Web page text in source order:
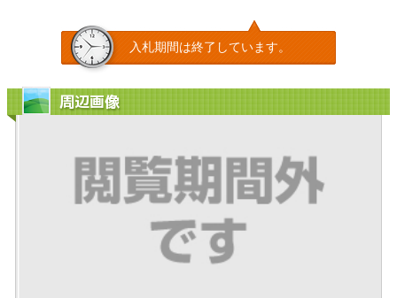
入札期間は終了しています。
周辺画像